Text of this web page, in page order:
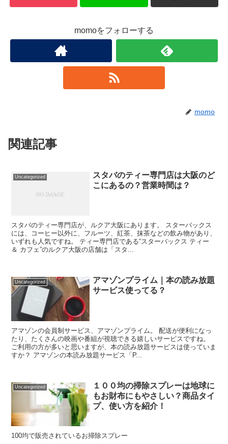
momoをフォローする
momo
関連記事
Uncategorized
スタバのティー専門店は大阪のど
こにあるの？営業時間は？
スタバのティー専門店が、ルクア大阪にあります。 スターバックス
には、コーヒー以外に、フルーツ、紅茶、抹茶などの飲み物があり、
いずれも人気ですね。 ティー専門店である“スターバックス ティー
＆ カフェ”のルクア大阪の店舗は「スタ...
Uncategorized
アマゾンプライム｜本の読み放題
サービス使ってる？
アマゾンの会員制サービス、アマゾンプライム。 配送が便利になっ
たり、たくさんの映画や番組が視聴できる嬉しいサービスですね。
ご利用の方が多いと思いますが、本の読み放題サービスは使っていま
すか？ アマゾンの本読み放題サービス「P...
Uncategorized
１００均の掃除スプレーは地球に
もお財布にもやさしい？商品タイ
プ、使い方を紹介！
100均で販売されているお掃除スプレー